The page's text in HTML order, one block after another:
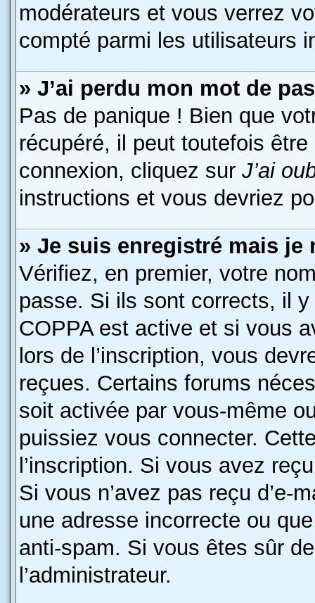
modérateurs et vous verrez
compté parmi les utilisateurs
» J’ai perdu mon mot de
Pas de panique ! Bien que
récupéré, il peut toutefois
connexion, cliquez sur J’ai
instructions et vous devriez
» Je suis enregistré mais je
Vérifiez, en premier, votre
passe. Si ils sont corrects, il
COPPA est active et si vous
lors de l’inscription, vous
reçues. Certains forums
soit activée par vous-même
puissiez vous connecter.
l’inscription. Si vous avez
Si vous n’avez pas reçu d’e-
une adresse incorrecte ou
anti-spam. Si vous êtes sûr
l’administrateur.